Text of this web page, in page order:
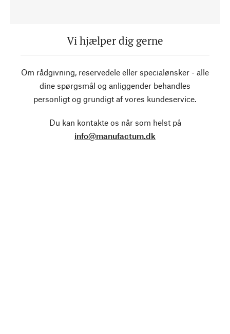
Vi hjælper dig gerne
Om rådgivning, reservedele eller specialønsker - alle
dine spørgsmål og anliggender behandles
personligt og grundigt af vores kundeservice.
Du kan kontakte os når som helst på
info@manufactum.dk